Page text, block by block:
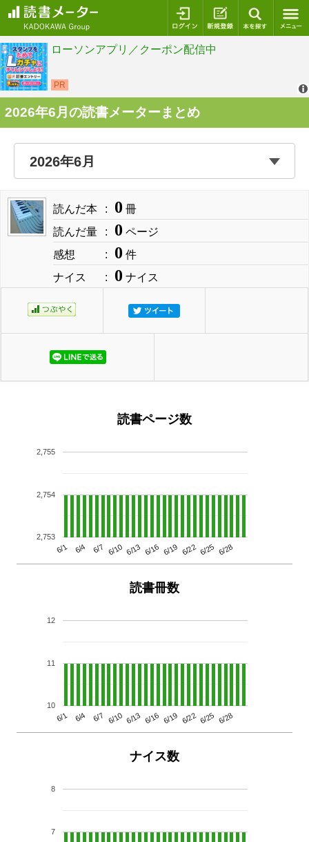
ログイン 新規登録
2026年6月の読書メーターまとめ
読んだ本 0 冊
読んだ量
0 ページ
感想
0 件
ナイス
0 ナイス
読書ページ数
6/1 6/4 6/7 6/10 6/13 6/16 6/19 6/22 6/25 6/28
2,753
2,754
2,755
読書冊数
6/1 6/4 6/7 6/10 6/13 6/16 6/19 6/22 6/25 6/28
10
11
12
ナイス数
7
8